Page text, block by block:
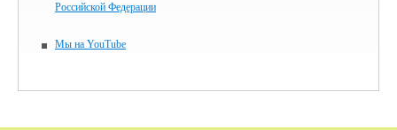
Российской Федерации
Мы на YouTube